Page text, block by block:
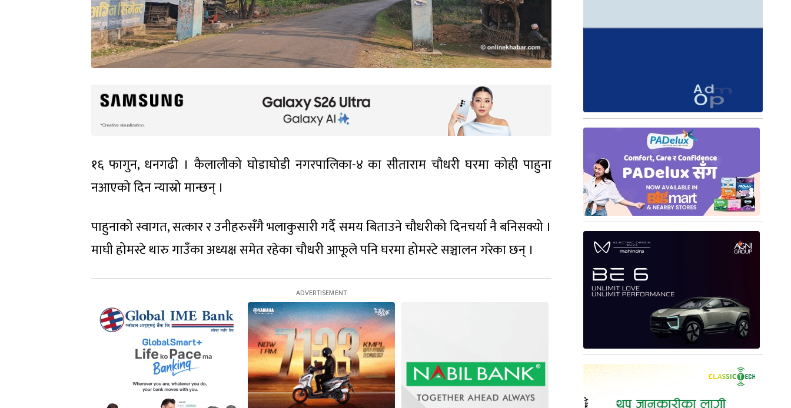
१६ फागुन, धनगढी । कैलालीको घोडाघोडी नगरपालिका-४ का सीताराम चौधरी घरमा कोही पाहुना
नआएको दिन न्यास्रो मान्छन् ।
पाहुनाको स्वागत, सत्कार र उनीहरुसँगै भलाकुसारी गर्दै समय बिताउने चौधरीको दिनचर्या नै बनिसक्यो ।
माघी होमस्टे थारु गाउँका अध्यक्ष समेत रहेका चौधरी आफूले पनि घरमा होमस्टे सञ्चालन गरेका छन् ।